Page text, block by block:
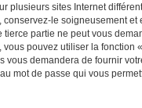
plusieurs sites Internet
conservez-le soigneusement
tierce partie ne peut vous
pouvez utiliser la fonction
demandera de fournir
mot de passe qui vous